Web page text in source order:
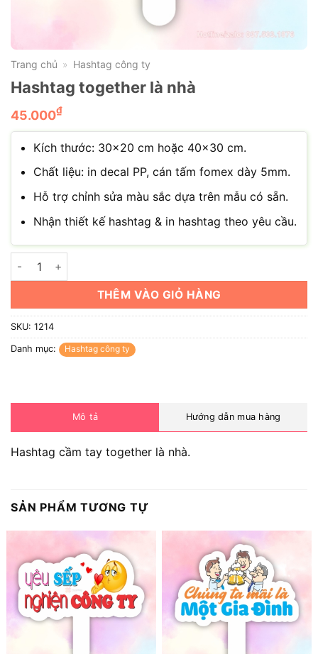
Trang chủ » Hashtag công ty
Hashtag together là nhà
45.000₫
Kích thước: 30×20 cm hoặc 40×30 cm.
Chất liệu: in decal PP, cán tấm fomex dày 5mm.
Hỗ trợ chỉnh sửa màu sắc dựa trên mẫu có sẵn.
Nhận thiết kế hashtag & in hashtag theo yêu cầu.
Hashtag together là nhà số lượng
THÊM VÀO GIỎ HÀNG
SKU: 1214
Danh mục: Hashtag công ty
Mô tả Hướng dẫn mua hàng
Hashtag cầm tay together là nhà.
SẢN PHẨM TƯƠNG TỰ